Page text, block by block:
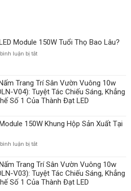
Module 150W Tuổi Thọ Bao Lâu?
luận bị tắtở
Module
150W
Tuổi
Bao
Lâu?
Trang Trí Sân Vườn Vuông 10w
V04): Tuyệt Tác Chiếu Sáng, Khẳng
Số 1 Của Thành Đạt LED
150W Khung Hộp Sản Xuất Tại
luận bị tắtở
Pha
Module
150W
Khung
Trang Trí Sân Vườn Vuông 10w
V03): Tuyệt Tác Chiếu Sáng, Khẳng
Số 1 Của Thành Đạt LED